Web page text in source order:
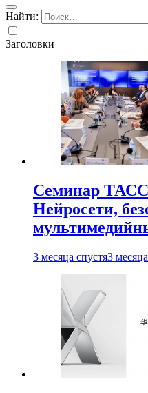
Найти:
Заголовки
Семинар
Нейросети,
3 месяца спустя3